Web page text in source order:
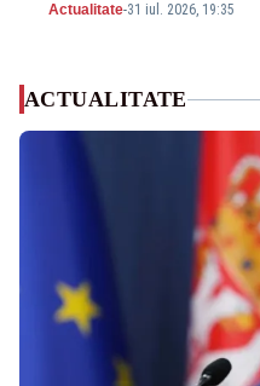
Actualitate-31 iul. 2026, 19:35
ACTUALITATE